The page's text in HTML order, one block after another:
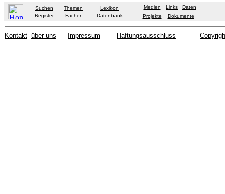
Suchen Themen
Lexikon
Register
Fächer Datenbank
Medien Links
Daten
Projekte
Dokumente
Kontakt über uns Impressum Haftungsausschluss